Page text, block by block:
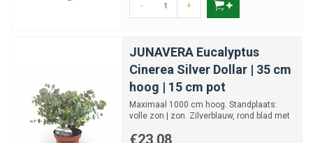
- +
JUNAVERA Eucalyptus
Cinerea Silver Dollar | 35 cm
hoog | 15 cm pot
Maximaal 1000 cm hoog. Standplaats:
volle zon | zon. Zilverblauw, rond blad met
€23,08